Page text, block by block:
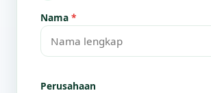
Nama *
Perusahaan